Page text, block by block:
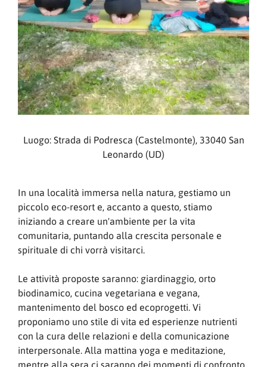
Luogo: Strada di Podresca (Castelmonte), 33040 San
Leonardo (UD)
In una località immersa nella natura, gestiamo un
piccolo eco-resort e, accanto a questo, stiamo
iniziando a creare un'ambiente per la vita
comunitaria, puntando alla crescita personale e
spirituale di chi vorrà visitarci.
Le attività proposte saranno: giardinaggio, orto
biodinamico, cucina vegetariana e vegana,
mantenimento del bosco ed ecoprogetti. Vi
proponiamo uno stile di vita ed esperienze nutrienti
con la cura delle relazioni e della comunicazione
interpersonale. Alla mattina yoga e meditazione,
mentre alla sera ci saranno dei momenti di confronto